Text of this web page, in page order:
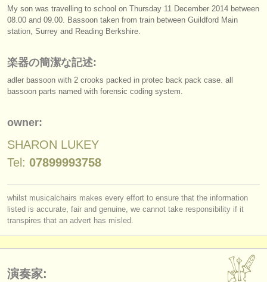
ユース オーケストラ
musicalchairsについて
お問い合わせ
クラシック音楽ニュース
出版社:
find out about ourATS
ATSfaq
My son was travelling to school on Thursday 11 December 2014 between
08.00 and 09.00. Bassoon taken from train between Guildford Main
station, Surrey and Reading Berkshire.
楽器の簡潔な記述:
adler bassoon with 2 crooks packed in protec back pack case. all
bassoon parts named with forensic coding system.
owner:
SHARON LUKEY
Tel: 07899993758
whilst musicalchairs makes every effort to ensure that the information
listed is accurate, fair and genuine, we cannot take responsibility if it
transpires that an advert has misled.
演奏家: